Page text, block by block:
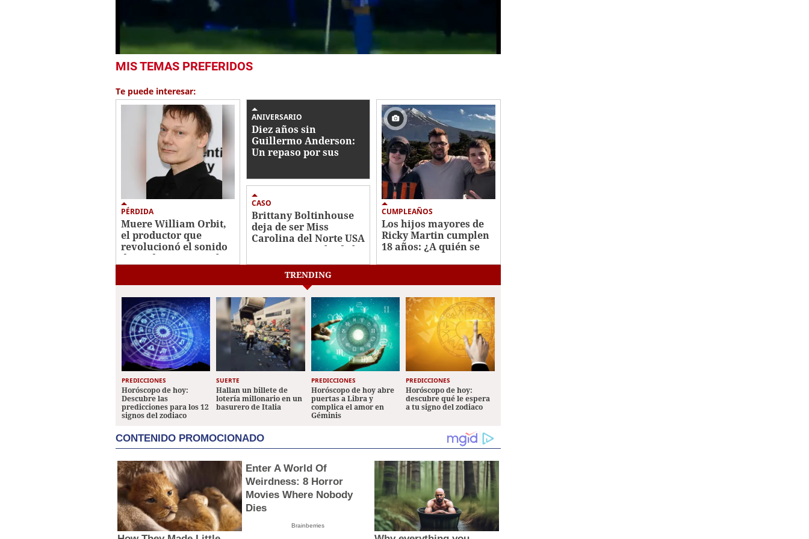
seconds
35
secondsVolume
0%
MIS TEMAS PREFERIDOS
Te puede interesar:
PÉRDIDA
Muere William Orbit,
el productor que
revolucionó el sonido
de Madonna, U2 y Blur
ANIVERSARIO
Diez años sin
Guillermo Anderson:
Un repaso por sus
CASO
Brittany Boltinhouse
deja de ser Miss
Carolina del Norte USA
2026: esto se sabe de la
destitución
CUMPLEAÑOS
Los hijos mayores de
Ricky Martin cumplen
18 años: ¿A quién se
TRENDING
PREDICCIONES
Horóscopo de hoy:
Descubre las
predicciones para los 12
signos del zodiaco
SUERTE
Hallan un billete de
lotería millonario en un
basurero de Italia
PREDICCIONES
Horóscopo de hoy abre
puertas a Libra y
complica el amor en
Géminis
PREDICCIONES
Horóscopo de hoy:
descubre qué le espera
a tu signo del zodiaco
CONTENIDO PROMOCIONADO
Enter A World Of
Weirdness: 8 Horror
Movies Where Nobody
Dies
Brainberries